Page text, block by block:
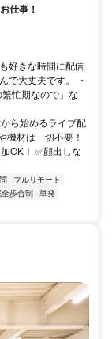
仕事！
好きな時間に配信
で大丈夫です。 ・
忙期なので」な
ら始めるライブ配
機材は一切不要！
OK！ ✅顔出しな
フルリモート
全歩合制
単発